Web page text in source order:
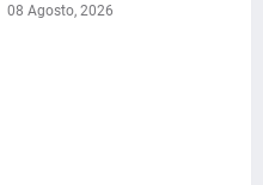
08 Agosto, 2026